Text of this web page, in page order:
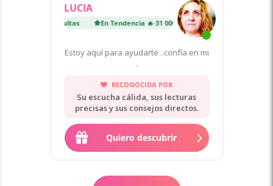
LUCIA
31 000 consultas En Tendencia 🔥 31 000 consultas
Estoy aquí para ayudarte ..confía en mi
.
RECONOCIDA POR
Su escucha cálida, sus lecturas
precisas y sus consejos directos.
Quiero descubrir